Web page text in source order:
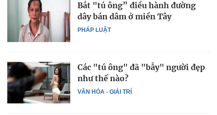
PHÁP LUẬT
Bắt "tú ông” điều hành đường
dây bán dâm ở miền Tây
VĂN HÓA - GIẢI TRÍ
Các "tú ông" đã "bẫy" người đẹp
như thế nào?